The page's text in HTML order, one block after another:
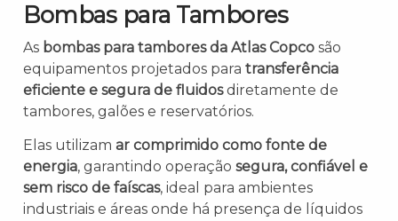
Bombas para Tambores
As bombas para tambores da Atlas Copco são
equipamentos projetados para transferência
eficiente e segura de fluidosdiretamente de
tambores, galões e reservatórios.
Elas utilizam ar comprimido como fonte de
energia, garantindo operação segura, confiável e
sem risco de faíscas, ideal para ambientes
industriais e áreas onde há presença de líquidos